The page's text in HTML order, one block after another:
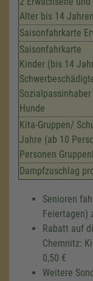
Alter bis 14 Jahren
Saisonfahrkarte
Saisonfahrkarte
Kinder (bis 14
Hunde
Kita-Gruppen/
Jahre (ab 10
Personen
Dampfzuschlag
Senioren
Feiertagen)
Rabatt auf
Chemnitz:
0,50 €
Weitere